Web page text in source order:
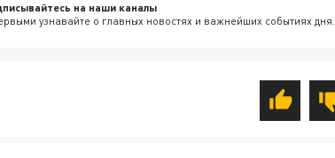
на наши каналы
узнавайте о главных новостях и важнейших событиях дня.